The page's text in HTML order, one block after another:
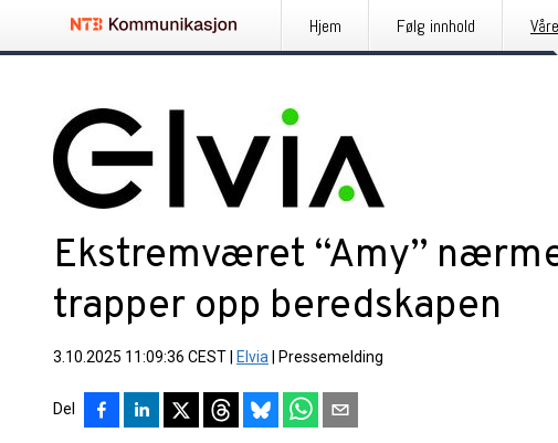
Hjem Følg innhold
Ekstremværet “Amy”
trapper opp beredskapen
3.10.2025 11:09:36 CEST Elvia Pressemelding
Del